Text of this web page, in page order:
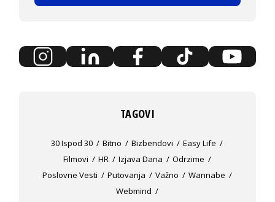
TAGOVI
30 Ispod 30 Bitno Bizbendovi
Easy Life
Filmovi
HR Izjava Dana
Odrzime
Poslovne Vesti
Putovanja Važno
Wannabe
Webmind